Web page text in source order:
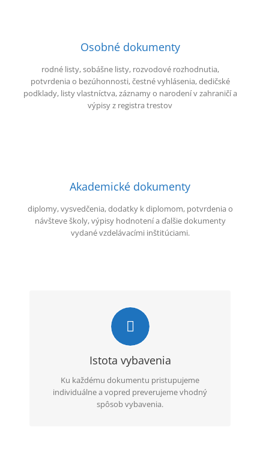
Osobné dokumenty
rodné listy, sobášne listy, rozvodové rozhodnutia,
potvrdenia o bezúhonnosti, čestné vyhlásenia, dedičské
podklady, listy vlastníctva, záznamy o narodení v zahraničí a
výpisy z registra trestov
Akademické dokumenty
diplomy, vysvedčenia, dodatky k diplomom, potvrdenia o
návšteve školy, výpisy hodnotení a ďalšie dokumenty
vydané vzdelávacími inštitúciami.
Istota vybavenia
Ku každému dokumentu pristupujeme
individuálne a vopred preverujeme vhodný
spôsob vybavenia.
Overený postup
Klientov informujeme o predpokladanom trvaní
služby a priebežne sledujeme stav spracovania.